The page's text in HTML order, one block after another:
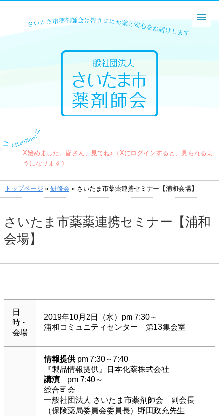
X始めました。皆さん、見てね♪（Xにログインすると、見られるよ
うになります）
トップページ » 研修会 » さいたま市薬薬連携セミナー【浦和会場】
さいたま市薬薬連携セミナー【浦和
会場】
日
時・
会場
2019年10月2日（水）pm 7:30～
浦和コミュニティセンター 第13集会室
情報提供pm 7:30～7:40
『製品情報提供』日本化薬株式会社
講演 pm 7:40～
総合司会
一般社団法人 さいたま市薬剤師会 副会長
（保険薬局委員会委員長）野田政充先生